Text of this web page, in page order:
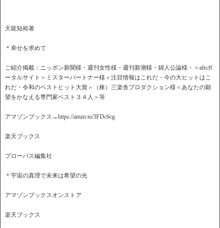
天龍知裕著
＊幸せを求めて
ご紹介掲載：ニッポン新聞様・週刊女性様・週刊新潮様・婦人公論様・＜afnポ
ータルサイト＞ミスターパートナー様＜注目情報はこれだ・今の大ヒットはこ
れだ・令和のベストヒット大賞＞（株）三楽舎プロダクション様＜あなたの願
望をかなえる専門家ベスト３４人＞等
アマゾンブックス→https://amzn.to/3FDc6cg
楽天ブックス
プローパス編集社
＊宇宙の真理で未来は希望の光
アマゾンブックスオンストア
楽天ブックス